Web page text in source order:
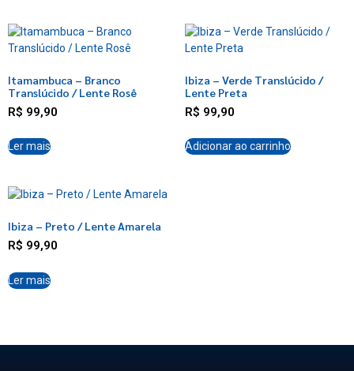
Itamambuca – Branco
Translúcido / Lente Rosê
R$ 99,90
Ler mais
Ibiza – Verde Translúcido /
Lente Preta
R$ 99,90
Adicionar ao carrinho
Ibiza – Preto / Lente Amarela
R$ 99,90
Ler mais